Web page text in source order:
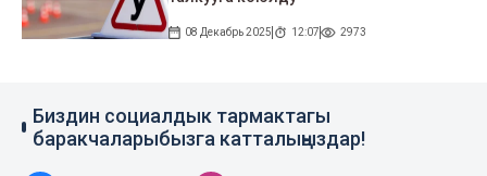
08 Декабрь 2025 12:07 2973
Биздин социалдык тармактагы
баракчаларыбызга катталыңыздар!